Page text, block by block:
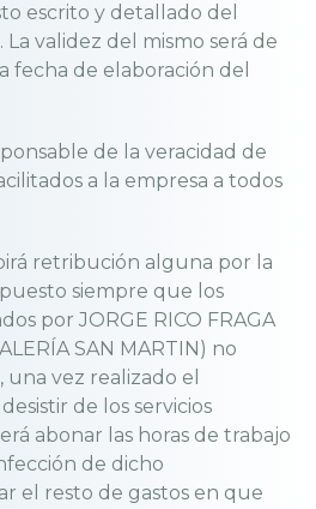
escrito y detallado del
validez del mismo será de
fecha de elaboración del
de la veracidad de
a la empresa a todos
retribución alguna por la
siempre que los
por JORGE RICO FRAGA
SAN MARTIN) no
vez realizado el
de los servicios
abonar las horas de trabajo
de dicho
el resto de gastos en que